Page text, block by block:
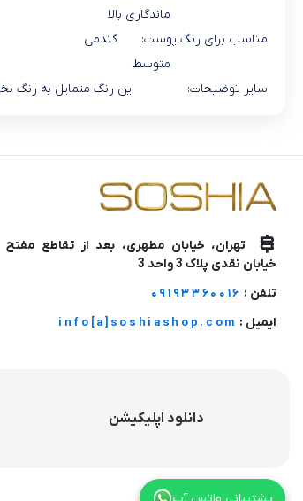
ماندگاری بالا
مناسب برای رنگ پوست: گندمی
متوسط
سایر توضیحات: این رنگ متمایل به رنگ نخودی
تهران، خیابان مطهری، بعد از تقاطع مفتح
خیابان نقدی پلاک 3 واحد 3
تلفن : 09193360016
ایمیل : info[a]soshiashop.com
دانلود اپلیکیشن